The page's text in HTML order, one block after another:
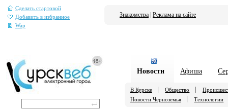
Сделать стартовой
Добавить в избранное
Wap
Знакомства Реклама на сайте
Новости Афиша
В Курске Общество
Новости Черноземья
Технологии